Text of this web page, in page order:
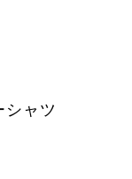
シャツ